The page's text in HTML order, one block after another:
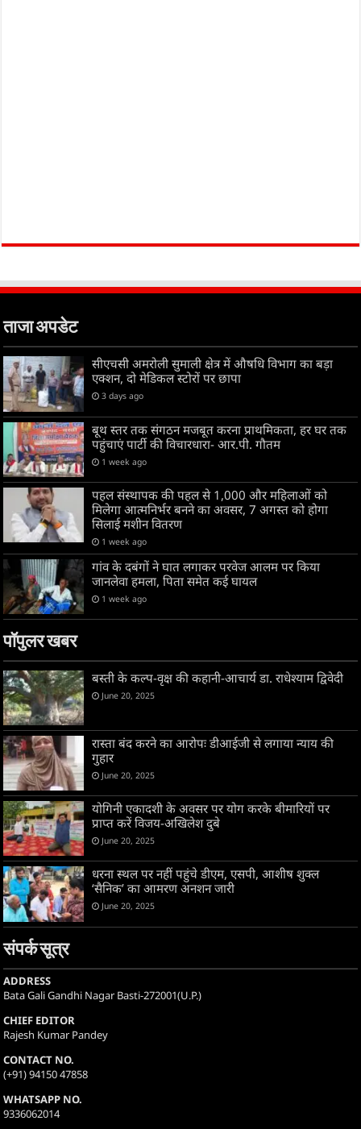
ताजा अपडेट
सीएचसी अमरोली सुमाली क्षेत्र में औषधि विभाग का बड़ा
एक्शन, दो मेडिकल स्टोरों पर छापा
3 days ago
बूथ स्तर तक संगठन मजबूत करना प्राथमिकता, हर घर तक
पहुंचाएं पार्टी की विचारधारा- आर.पी. गौतम
1 week ago
पहल संस्थापक की पहल से 1,000 और महिलाओं को
मिलेगा आत्मनिर्भर बनने का अवसर, 7 अगस्त को होगा
सिलाई मशीन वितरण
1 week ago
गांव के दबंगों ने घात लगाकर परवेज आलम पर किया
जानलेवा हमला, पिता समेत कई घायल
1 week ago
पॉपुलर खबर
बस्ती के कल्प-वृक्ष की कहानी-आचार्य डा. राधेश्याम द्विवेदी
June 20, 2025
रास्ता बंद करने का आरोपः डीआईजी से लगाया न्याय की
गुहार
June 20, 2025
योगिनी एकादशी के अवसर पर योग करके बीमारियों पर
प्राप्त करें विजय-अखिलेश दुबे
June 20, 2025
धरना स्थल पर नहीं पहुंचे डीएम, एसपी, आशीष शुक्ल
‘सैनिक’ का आमरण अनशन जारी
June 20, 2025
संपर्क सूत्र
ADDRESS
Bata Gali Gandhi Nagar Basti-272001(U.P.)
CHIEF EDITOR
Rajesh Kumar Pandey
CONTACT NO.
(+91) 94150 47858
WHATSAPP NO.
9336062014